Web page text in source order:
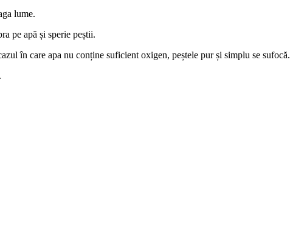
lume.
pe apă și sperie peștii.
în care apa nu conține suficient oxigen, peștele pur și simplu se sufocă.